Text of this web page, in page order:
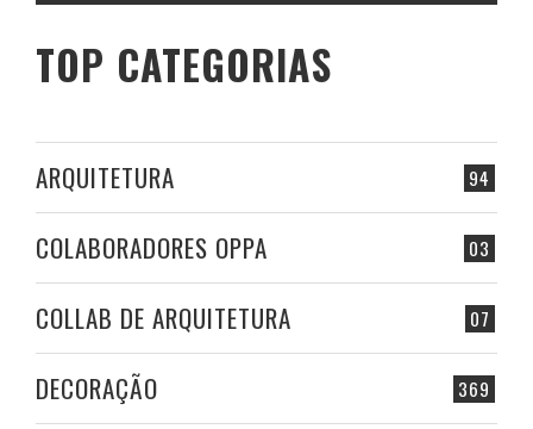
TOP CATEGORIAS
94
ARQUITETURA
03
COLABORADORES OPPA
07
COLLAB DE ARQUITETURA
369
DECORAÇÃO